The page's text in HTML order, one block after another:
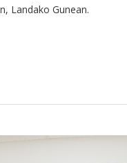
Landako Gunean.